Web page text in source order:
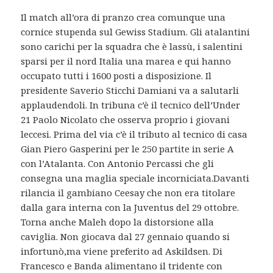
Il match all’ora di pranzo crea comunque una
cornice stupenda sul Gewiss Stadium. Gli atalantini
sono carichi per la squadra che è lassù, i salentini
sparsi per il nord Italia una marea e qui hanno
occupato tutti i 1600 posti a disposizione. Il
presidente Saverio Sticchi Damiani va a salutarli
applaudendoli. In tribuna c’è il tecnico dell’Under
21 Paolo Nicolato che osserva proprio i giovani
leccesi. Prima del via c’è il tributo al tecnico di casa
Gian Piero Gasperini per le 250 partite in serie A
con l’Atalanta. Con Antonio Percassi che gli
consegna una maglia speciale incorniciata.Davanti
rilancia il gambiano Ceesay che non era titolare
dalla gara interna con la Juventus del 29 ottobre.
Torna anche Maleh dopo la distorsione alla
caviglia. Non giocava dal 27 gennaio quando si
infortunò,ma viene preferito ad Askildsen. Di
Francesco e Banda alimentano il tridente con